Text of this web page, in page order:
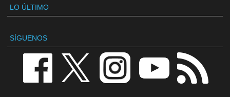
LO ÚLTIMO
SÍGUENOS